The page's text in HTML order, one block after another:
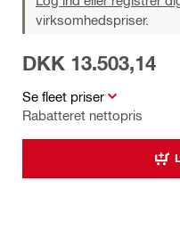
virksomhedspriser.
Se fleet priser
Rabatteret nettopris
DKK 13.503,14